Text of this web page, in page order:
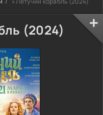
(2024)